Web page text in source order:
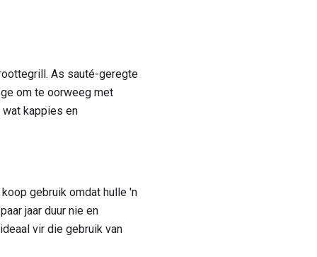
As sauté-geregte
om te oorweeg met
kappies en
gebruik omdat hulle 'n
jaar duur nie en
vir die gebruik van